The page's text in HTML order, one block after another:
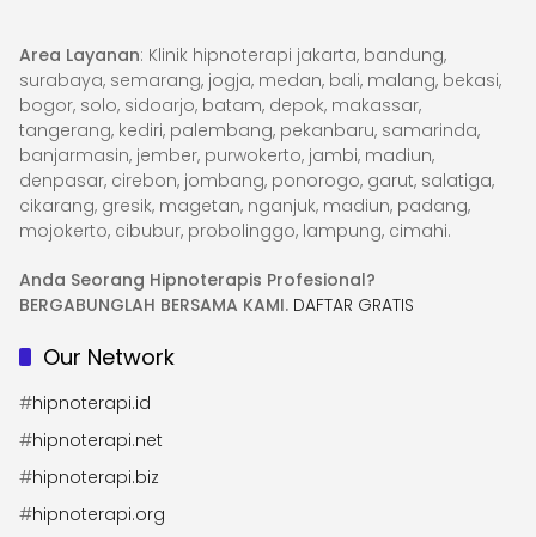
Area Layanan: Klinik hipnoterapi jakarta, bandung,
surabaya, semarang, jogja, medan, bali, malang, bekasi,
bogor, solo, sidoarjo, batam, depok, makassar,
tangerang, kediri, palembang, pekanbaru, samarinda,
banjarmasin, jember, purwokerto, jambi, madiun,
denpasar, cirebon, jombang, ponorogo, garut, salatiga,
cikarang, gresik, magetan, nganjuk, madiun, padang,
mojokerto, cibubur, probolinggo, lampung, cimahi.
Anda Seorang Hipnoterapis Profesional?
BERGABUNGLAH BERSAMA KAMI. DAFTAR GRATIS
Our Network
#hipnoterapi.id
#hipnoterapi.net
#hipnoterapi.biz
#hipnoterapi.org